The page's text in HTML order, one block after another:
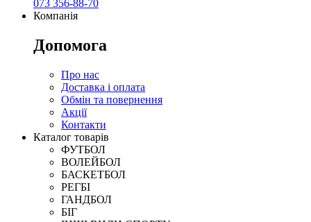
073 356-88-70
Компанія
Допомога
Про нас
Доставка і оплата
Обмін та повернення
Акції
Контакти
Каталог товарів
ФУТБОЛ
ВОЛЕЙБОЛ
БАСКЕТБОЛ
РЕГБІ
ГАНДБОЛ
БІГ